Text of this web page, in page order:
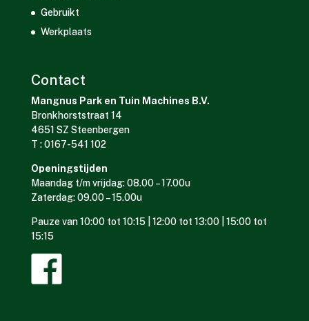
Gebruikt
Werkplaats
Contact
Mangnus Park en Tuin Machines B.V.
Bronkhorststraat 14
4651 SZ Steenbergen
T : 0167-541 102
Openingstijden
Maandag t/m vrijdag: 08.00 – 17.00u
Zaterdag: 09.00 – 15.00u
Pauze van 10:00 tot 10:15 | 12:00 tot 13:00 | 15:00 tot
15:15